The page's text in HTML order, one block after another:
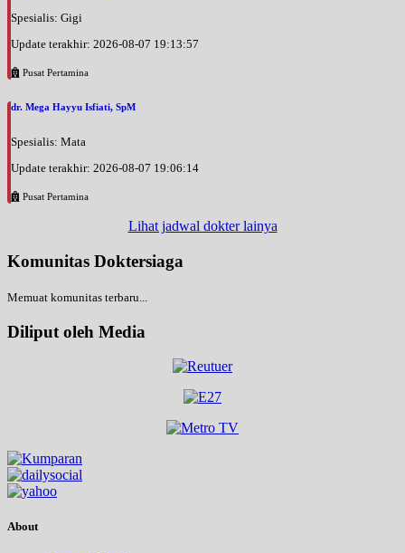
Spesialis: Gigi
Update terakhir: 2026-08-07 19:13:57
Pusat Pertamina
dr. Mega Hayyu Isfiati, SpM
Spesialis: Mata
Update terakhir: 2026-08-07 19:06:14
Pusat Pertamina
Lihat jadwal dokter lainya
Komunitas Doktersiaga
Memuat komunitas terbaru...
Diliput oleh Media
About